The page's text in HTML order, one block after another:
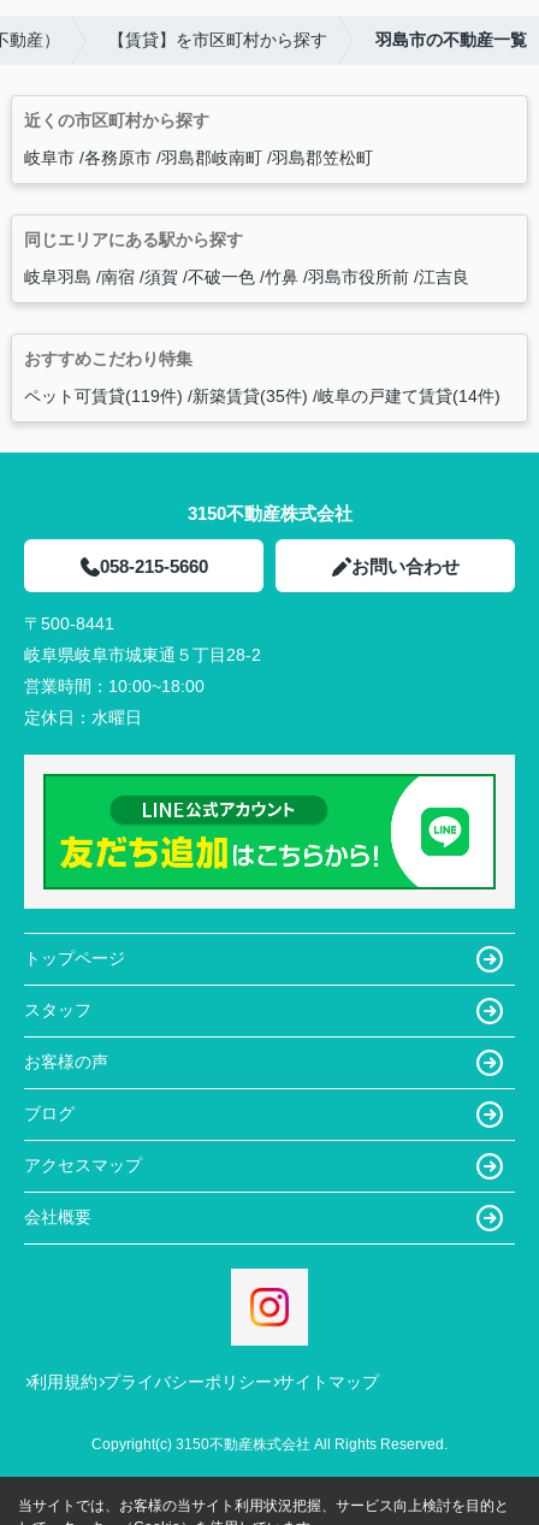
産） 【賃貸】を市区町村から探す 羽島市の不動産一覧
近くの市区町村から探す
岐阜市 各務原市 羽島郡岐南町 羽島郡笠松町
同じエリアにある駅から探す
岐阜羽島 南宿 須賀 不破一色 竹鼻 羽島市役所前 江吉良
おすすめこだわり特集
ペット可賃貸(119件) 新築賃貸(35件) 岐阜の戸建て賃貸(14件)
3150不動産株式会社
058-215-5660 お問い合わせ
〒500-8441
岐阜県岐阜市城東通５丁目28-2
営業時間： 10:00~18:00
定休日： 水曜日
トップページ
スタッフ
お客様の声
ブログ
アクセスマップ
会社概要
利用規約 プライバシーポリシー サイトマップ
Copyright(c) 3150不動産株式会社 All Rights Reserved.
当サイトでは、お客様の当サイト利用状況把握、サービス向上検討を目的と